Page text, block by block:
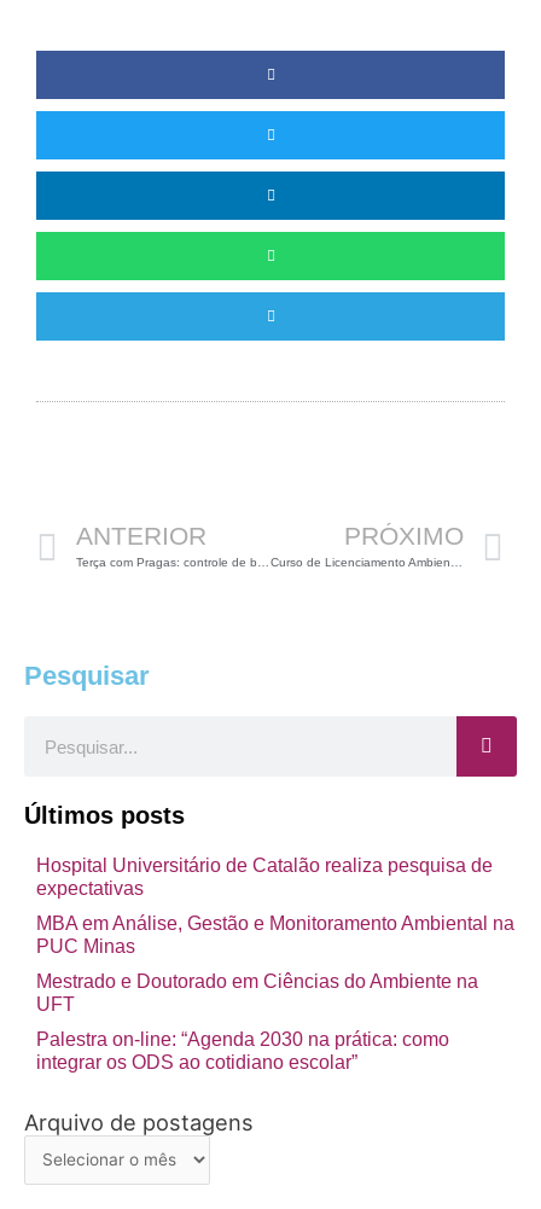
ANTERIOR PRÓXIMO
Pesquisar
Últimos posts
Hospital Universitário de Catalão realiza pesquisa de
expectativas
MBA em Análise, Gestão e Monitoramento Ambiental na
PUC Minas
Mestrado e Doutorado em Ciências do Ambiente na
UFT
Palestra on-line: “Agenda 2030 na prática: como
integrar os ODS ao cotidiano escolar”
Arquivo de postagens
Arquivo